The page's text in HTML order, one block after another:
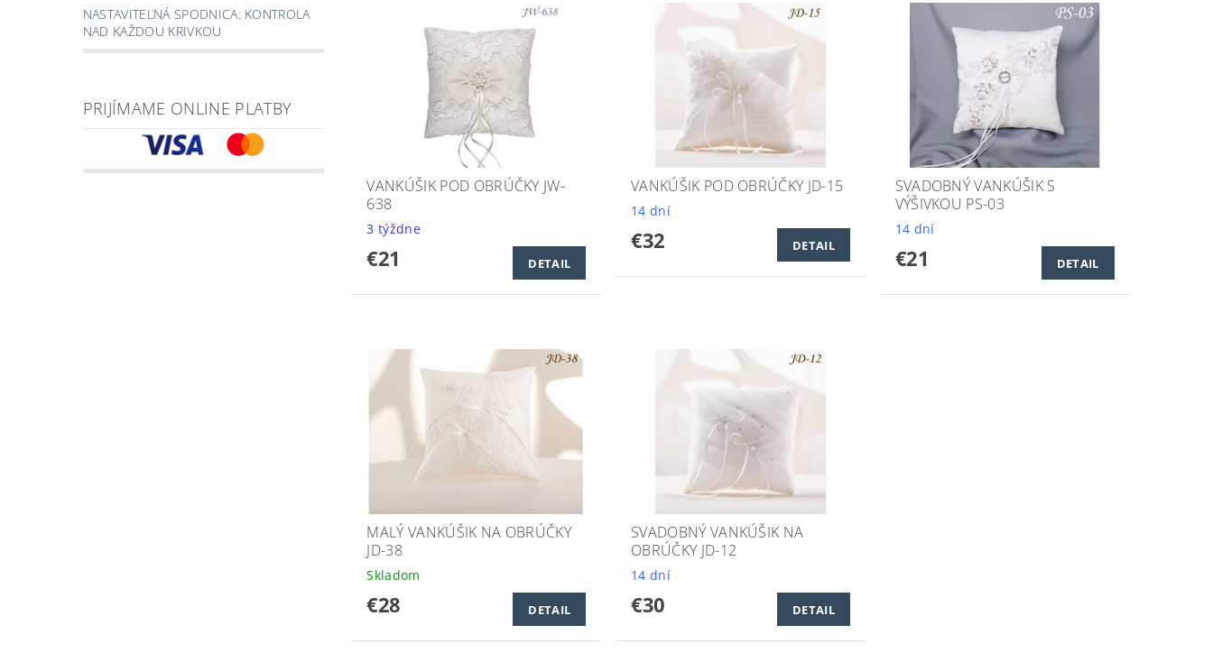
NASTAVITEĽNÁ SPODNICA: KONTROLA
NAD KAŽDOU KRIVKOU
PRIJÍMAME ONLINE PLATBY
VANKÚŠIK POD OBRÚČKY JW-
638
3 týždne
€21 DETAIL
VANKÚŠIK POD OBRÚČKY JD-15
14 dní
€32 DETAIL
SVADOBNÝ VANKÚŠIK S
VÝŠIVKOU PS-03
14 dní
€21 DETAIL
MALÝ VANKÚŠIK NA OBRÚČKY
JD-38
Skladom
€28 DETAIL
SVADOBNÝ VANKÚŠIK NA
OBRÚČKY JD-12
14 dní
€30 DETAIL